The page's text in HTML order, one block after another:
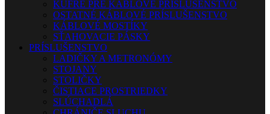
KUFRE PRE KÁBLOVÉ PRÍSLUŠENSTVO
OSTATNÉ KÁBLOVÉ PRÍSLUŠENSTVO
KÁBLOVÉ MOSTÍKY
SŤAHOVACIE PÁSKY
PRÍSLUŠENSTVO
LADIČKY A METRONÓMY
STOJANY
STOLIČKY
ČISTIACE PROSTRIEDKY
SLÚCHADLÁ